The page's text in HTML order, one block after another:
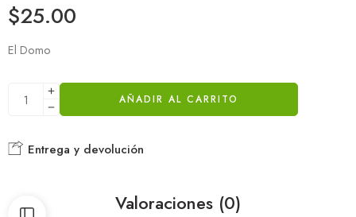
$25.00
El Domo
AÑADIR AL CARRITO
Entrega y devolución
Valoraciones (0)